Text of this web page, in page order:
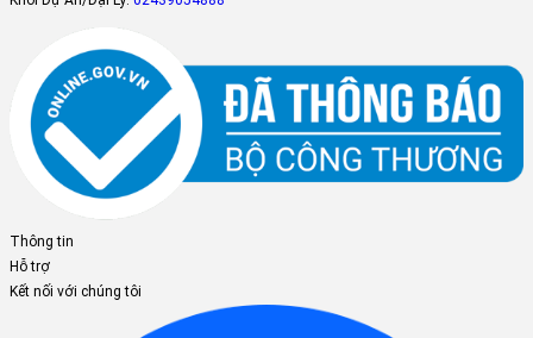
Thông tin
Hỗ trợ
Kết nối với chúng tôi